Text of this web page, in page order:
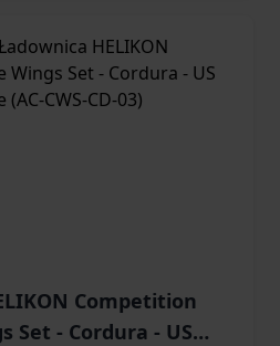
Competition
Set - Cordura - US